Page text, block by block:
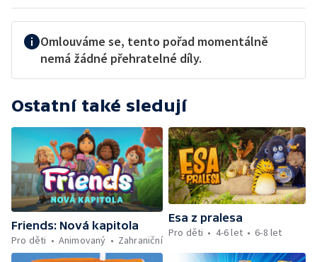
Omlouváme se, tento pořad momentálně
nemá žádné přehratelné díly.
Ostatní také sledují
Friends: Nová kapitola
Pro děti
Animovaný Zahraniční
Esa z pralesa
Pro děti
4-6 let 6-8 let